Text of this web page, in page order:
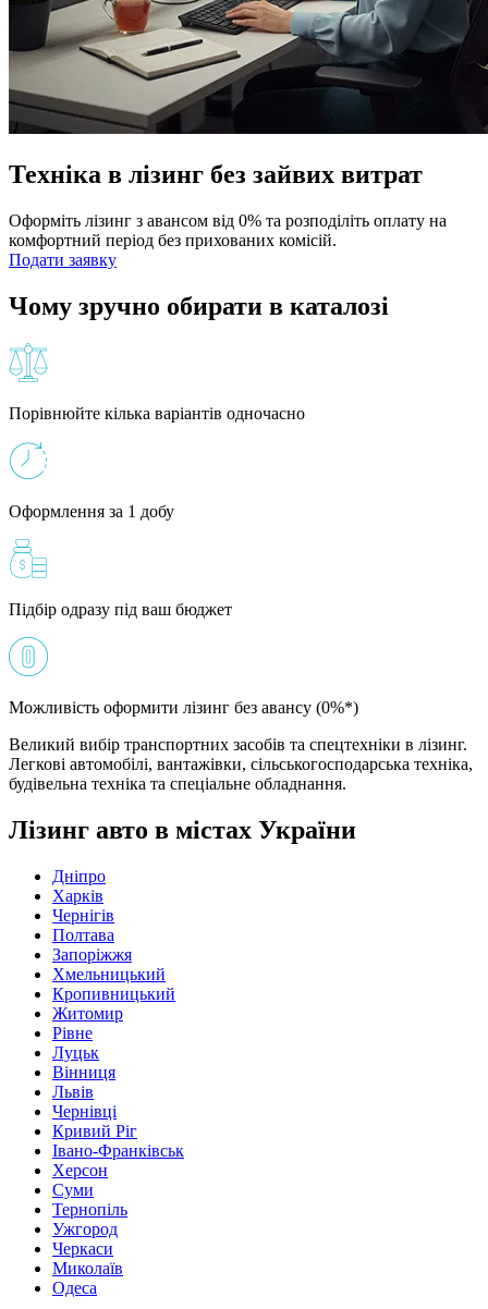
Техніка в лізинг без зайвих витрат
Оформіть лізинг з авансом від 0% та розподіліть оплату на
комфортний період без прихованих комісій.
Подати заявку
Чому зручно обирати в каталозі
Порівнюйте кілька варіантів одночасно
Оформлення за 1 добу
Підбір одразу під ваш бюджет
Можливість оформити лізинг без авансу (0%*)
Великий вибір транспортних засобів та спецтехніки в лізинг.
Легкові автомобілі, вантажівки, сільськогосподарська техніка,
будівельна техніка та спеціальне обладнання.
Лізинг авто в містах України
Дніпро
Харків
Чернігів
Полтава
Запоріжжя
Хмельницький
Кропивницький
Житомир
Рівне
Луцьк
Вінниця
Львів
Чернівці
Кривий Ріг
Івано-Франківськ
Херсон
Суми
Тернопіль
Ужгород
Черкаси
Миколаїв
Одеса